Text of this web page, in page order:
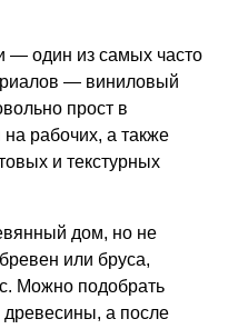
— один из самых часто
— виниловый
прост в
на рабочих, а также
и текстурных
дом, но не
или бруса,
Можно подобрать
а после